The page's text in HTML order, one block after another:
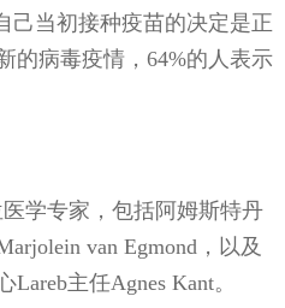
己当初接种疫苗的决定是正
的病毒疫情， 64%的人表示
学专家，包括阿姆斯特丹
van Egmond ，以及
Lareb主任Agnes Kant。